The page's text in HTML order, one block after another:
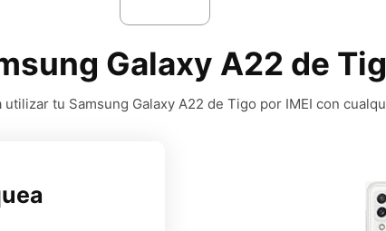
Galaxy A22 de
utilizar tu Samsung Galaxy A22 de Tigo por IMEI con